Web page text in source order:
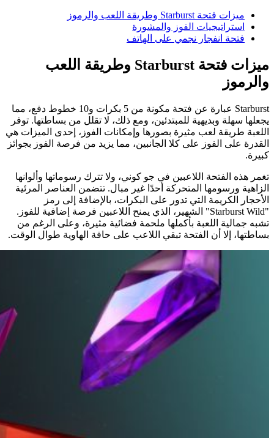
ميزات فتحة Starburst وطريقة اللعب والرموز
استراتيجيات الفوز والمشورة
فتحة انفجار نجمي على الهاتف
ميزات فتحة Starburst وطريقة اللعب
والرموز
Starburst عبارة عن فتحة مكونة من 5 بكرات و10 خطوط دفع، مما
يجعلها سهلة وبديهية للمبتدئين، ومع ذلك، لا تقلل من بساطتها. توفر
اللعبة طريقة لعب مثيرة بصورها وإمكانات الفوز، إحدى الميزات هي
القدرة على الفوز على كلا الجانبين، مما يزيد من فرصة الفوز بجوائز
كبيرة.
تغمر هذه الفتحة اللاعبين في جو كوني، ولا تترك رسوماتها وألوانها
الزاهية ورسومها المتحركة أحدًا غير مبال. تتضمن العناصر المرئية
الأحجار الكريمة التي تدور على البكرات، بالإضافة إلى رمز
"Starburst Wild" الشهير، الذي يمنح اللاعبين فرصة إضافية للفوز.
تشبه جمالية اللعبة بأكملها ملحمة فضائية مثيرة، وعلى الرغم من
بساطتها، إلا أن الفتحة تبقي اللاعب على حافة الهاوية طوال الوقت.